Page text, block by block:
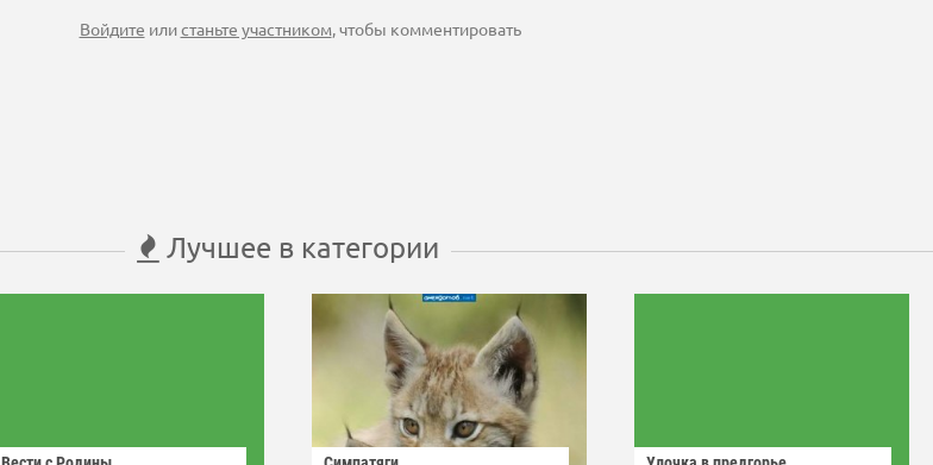
Войдите илистаньте участником, чтобы комментировать
Лучшее в категории